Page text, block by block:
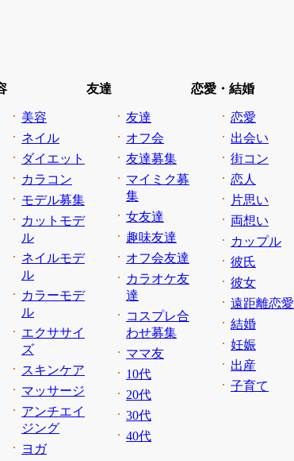
美容
ネイル
ダイエット
カラコン
モデル募集
カットモデ
ル
ネイルモデ
ル
カラーモデ
ル
エクササイ
ズ
スキンケア
マッサージ
アンチエイ
ジング
ヨガ
友達
友達
オフ会
友達募集
マイミク募
集
女友達
趣味友達
オフ会友達
カラオケ友
達
コスプレ合
わせ募集
ママ友
10代
20代
30代
40代
恋愛・結婚
恋愛
出会い
街コン
恋人
片思い
両想い
カップル
彼氏
彼女
遠距離恋愛
結婚
妊娠
出産
子育て